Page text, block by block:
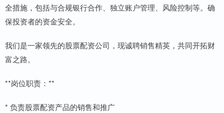
全措施，包括与合规银行合作、独立账户管理、风险控制等。确
保投资者的资金安全。
我们是一家领先的股票配资公司，现诚聘销售精英，共同开拓财
富之路。
**岗位职责：**
* 负责股票配资产品的销售和推广